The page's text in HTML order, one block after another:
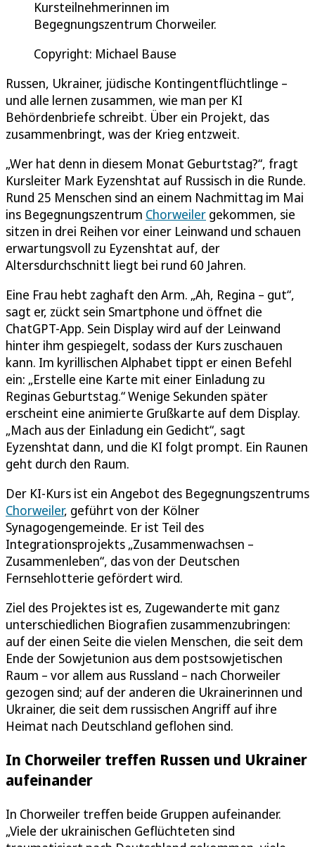
Kursteilnehmerinnen im
Begegnungszentrum Chorweiler.
Copyright: Michael Bause
Russen, Ukrainer, jüdische Kontingentflüchtlinge –
und alle lernen zusammen, wie man per KI
Behördenbriefe schreibt. Über ein Projekt, das
zusammenbringt, was der Krieg entzweit.
„Wer hat denn in diesem Monat Geburtstag?“, fragt
Kursleiter Mark Eyzenshtat auf Russisch in die Runde.
Rund 25 Menschen sind an einem Nachmittag im Mai
ins Begegnungszentrum Chorweiler gekommen, sie
sitzen in drei Reihen vor einer Leinwand und schauen
erwartungsvoll zu Eyzenshtat auf, der
Altersdurchschnitt liegt bei rund 60 Jahren.
Eine Frau hebt zaghaft den Arm. „Ah, Regina – gut“,
sagt er, zückt sein Smartphone und öffnet die
ChatGPT-App. Sein Display wird auf der Leinwand
hinter ihm gespiegelt, sodass der Kurs zuschauen
kann. Im kyrillischen Alphabet tippt er einen Befehl
ein: „Erstelle eine Karte mit einer Einladung zu
Reginas Geburtstag.“ Wenige Sekunden später
erscheint eine animierte Grußkarte auf dem Display.
„Mach aus der Einladung ein Gedicht“, sagt
Eyzenshtat dann, und die KI folgt prompt. Ein Raunen
geht durch den Raum.
Der KI-Kurs ist ein Angebot des Begegnungszentrums
Chorweiler, geführt von der Kölner
Synagogengemeinde. Er ist Teil des
Integrationsprojekts „Zusammenwachsen –
Zusammenleben“, das von der Deutschen
Fernsehlotterie gefördert wird.
Ziel des Projektes ist es, Zugewanderte mit ganz
unterschiedlichen Biografien zusammenzubringen:
auf der einen Seite die vielen Menschen, die seit dem
Ende der Sowjetunion aus dem postsowjetischen
Raum – vor allem aus Russland – nach Chorweiler
gezogen sind; auf der anderen die Ukrainerinnen und
Ukrainer, die seit dem russischen Angriff auf ihre
Heimat nach Deutschland geflohen sind.
In Chorweiler treffen Russen und Ukrainer
aufeinander
In Chorweiler treffen beide Gruppen aufeinander.
„Viele der ukrainischen Geflüchteten sind